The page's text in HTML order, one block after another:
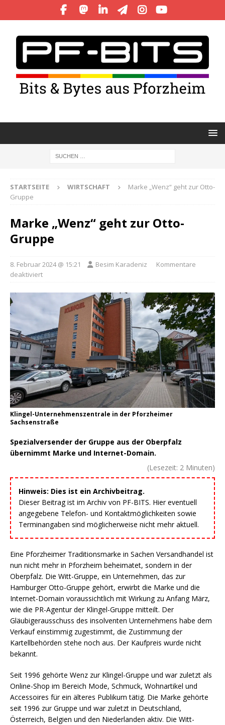
STARTSEITE WIRTSCHAFT
Marke „Wenz“ geht zur Otto-
Gruppe
Marke „Wenz“ geht zur Otto-
Gruppe
8. Februar 2024 @ 15:21 Besim Karadeniz
Kommentare
deaktiviert
Klingel-Unternehmenszentrale in der Pforzheimer
Sachsenstraße
Spezialversender der Gruppe aus der Oberpfalz
übernimmt Marke und Internet-Domain.
(Lesezeit: 2 Minuten)
Hinweis: Dies ist ein Archivbeitrag.
Dieser Beitrag ist im Archiv von PF-BITS. Hier eventuell
angegebene Telefon- und Kontaktmöglichkeiten sowie
Terminangaben sind möglicherweise nicht mehr aktuell.
Eine Pforzheimer Traditionsmarke in Sachen Versandhandel ist
nun nicht mehr in Pforzheim beheimatet, sondern in der
Oberpfalz. Die Witt-Gruppe, ein Unternehmen, das zur
Hamburger Otto-Gruppe gehört, erwirbt die Marke und die
Internet-Domain voraussichtlich mit Wirkung zu Anfang März,
wie die PR-Agentur der Klingel-Gruppe mitteilt. Der
Gläubigerausschuss des insolventen Unternehmens habe dem
Verkauf einstimmig zugestimmt, die Zustimmung der
Kartellbehörden stehe noch aus. Der Kaufpreis wurde nicht
bekannt.
Seit 1996 gehörte Wenz zur Klingel-Gruppe und war zuletzt als
Online-Shop im Bereich Mode, Schmuck, Wohnartikel und
Accessoires für ein älteres Publikum tätig. Die Marke gehörte
seit 1996 zur Gruppe und war zuletzt in Deutschland,
Österreich, Belgien und den Niederlanden aktiv. Die Witt-